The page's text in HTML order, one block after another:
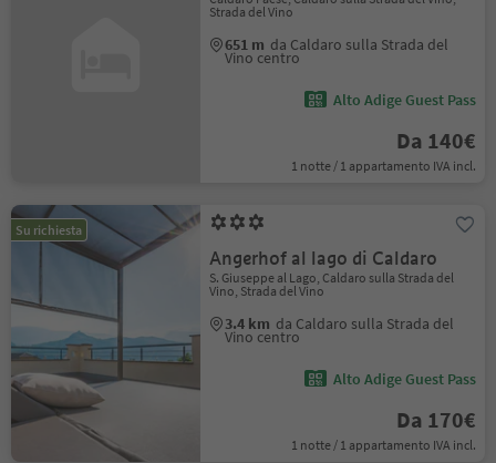
Strada del Vino
651 m da Caldaro sulla Strada del
Vino centro
Alto Adige Guest Pass
Da 140€
1 notte / 1 appartamento IVA incl.
Su richiesta
Angerhof al lago di Caldaro
S. Giuseppe al Lago, Caldaro sulla Strada del
Vino, Strada del Vino
3.4 km da Caldaro sulla Strada del
Vino centro
Alto Adige Guest Pass
Da 170€
1 notte / 1 appartamento IVA incl.